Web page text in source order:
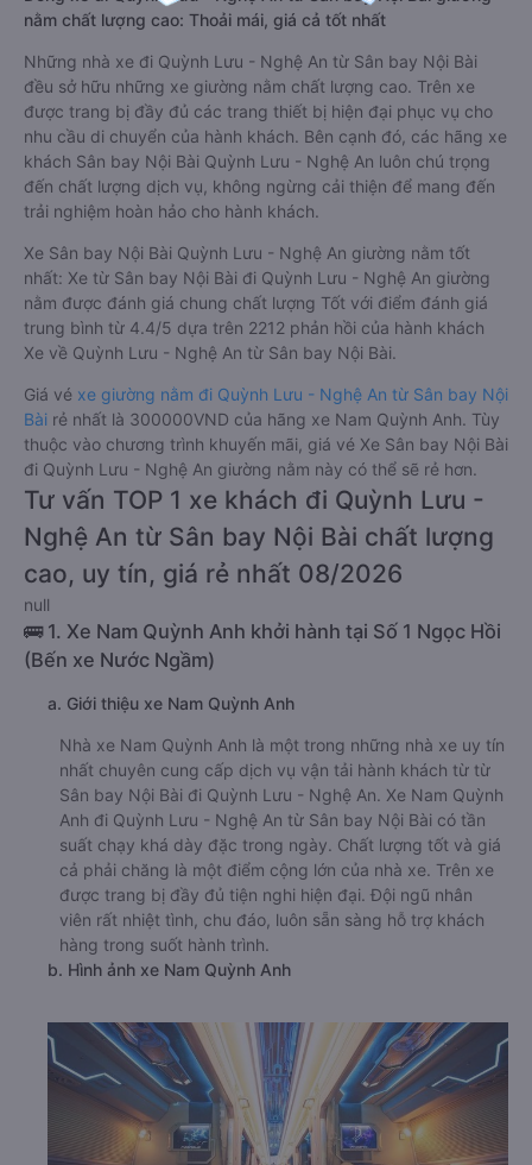
nằm chất lượng cao: Thoải mái, giá cả tốt nhất
Những nhà xe đi Quỳnh Lưu - Nghệ An từ Sân bay Nội Bài
đều sở hữu những xe giường nằm chất lượng cao. Trên xe
được trang bị đầy đủ các trang thiết bị hiện đại phục vụ cho
nhu cầu di chuyển của hành khách. Bên cạnh đó, các hãng xe
khách Sân bay Nội Bài Quỳnh Lưu - Nghệ An luôn chú trọng
đến chất lượng dịch vụ, không ngừng cải thiện để mang đến
trải nghiệm hoàn hảo cho hành khách.
Xe Sân bay Nội Bài Quỳnh Lưu - Nghệ An giường nằm tốt
nhất: Xe từ Sân bay Nội Bài đi Quỳnh Lưu - Nghệ An giường
nằm được đánh giá chung chất lượng Tốt với điểm đánh giá
trung bình từ 4.4/5 dựa trên 2212 phản hồi của hành khách
Xe về Quỳnh Lưu - Nghệ An từ Sân bay Nội Bài.
Giá vé xe giường nằm đi Quỳnh Lưu - Nghệ An từ Sân bay Nội
Bài rẻ nhất là 300000VND của hãng xe Nam Quỳnh Anh. Tùy
thuộc vào chương trình khuyến mãi, giá vé Xe Sân bay Nội Bài
đi Quỳnh Lưu - Nghệ An giường nằm này có thể sẽ rẻ hơn.
Tư vấn TOP 1 xe khách đi Quỳnh Lưu -
Nghệ An từ Sân bay Nội Bài chất lượng
cao, uy tín, giá rẻ nhất 08/2026
null
🚌 1. Xe Nam Quỳnh Anh khởi hành tại Số 1 Ngọc Hồi
(Bến xe Nước Ngầm)
a. Giới thiệu xe Nam Quỳnh Anh
Nhà xe Nam Quỳnh Anh là một trong những nhà xe uy tín
nhất chuyên cung cấp dịch vụ vận tải hành khách từ từ
Sân bay Nội Bài đi Quỳnh Lưu - Nghệ An. Xe Nam Quỳnh
Anh đi Quỳnh Lưu - Nghệ An từ Sân bay Nội Bài có tần
suất chạy khá dày đặc trong ngày. Chất lượng tốt và giá
cả phải chăng là một điểm cộng lớn của nhà xe. Trên xe
được trang bị đầy đủ tiện nghi hiện đại. Đội ngũ nhân
viên rất nhiệt tình, chu đáo, luôn sẵn sàng hỗ trợ khách
hàng trong suốt hành trình.
b. Hình ảnh xe Nam Quỳnh Anh